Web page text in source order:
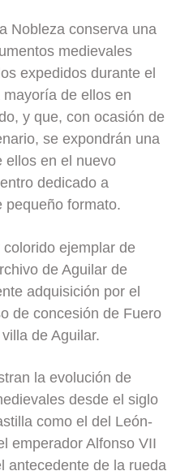
Nobleza conserva una
medievales
expedidos durante el
de ellos en
y que, con ocasión de
se expondrán una
ellos en el nuevo
dedicado a
pequeño formato.
ejemplar de
de Aguilar de
adquisición por el
de concesión de Fuero
de Aguilar.
la evolución de
desde el siglo
como el del León-
emperador Alfonso VII
antecedente de la rueda